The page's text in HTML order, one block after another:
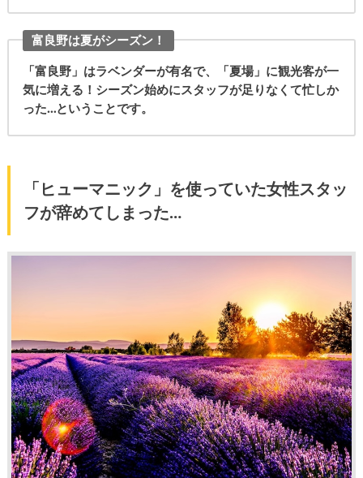
富良野は夏がシーズン！
「富良野」はラベンダーが有名で、「夏場」に観光客が一
気に増える！シーズン始めにスタッフが足りなくて忙しか
った…ということです。
「ヒューマニック」を使っていた女性スタッ
フが辞めてしまった…